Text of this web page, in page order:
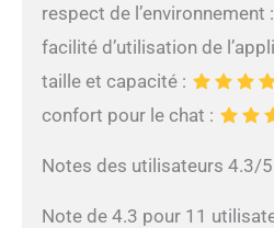
respect de l’environnement :
facilité d’utilisation de
taille et capacité :
confort pour le chat :
Notes des utilisateurs 4.3/5
Note de 4.3 pour 11